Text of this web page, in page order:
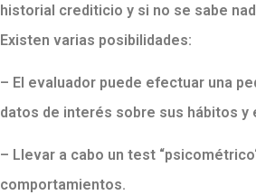
historial crediticio y si no se sabe
Existen varias posibilidades:
– El evaluador puede efectuar una
datos de interés sobre sus hábitos y
– Llevar a cabo un test
comportamientos.